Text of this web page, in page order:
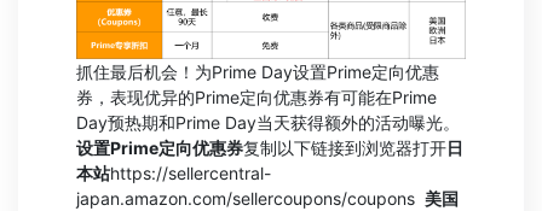
抓住最后机会！为Prime Day设置Prime定向优惠
券，表现优异的Prime定向优惠券有可能在Prime
Day预热期和Prime Day当天获得额外的活动曝光。
设置Prime定向优惠券复制以下链接到浏览器打开日
本站https://sellercentral-
japan.amazon.com/sellercoupons/coupons 美国